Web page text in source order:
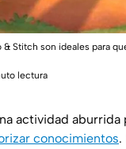
Stitch son ideales para
lectura
actividad
conocimientos.